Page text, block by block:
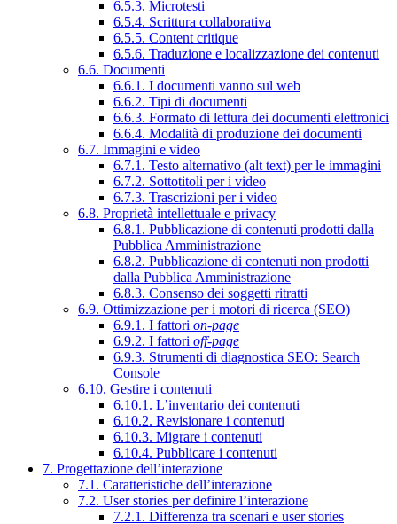
6.5.3. Microtesti
6.5.4. Scrittura collaborativa
6.5.5. Content critique
6.5.6. Traduzione e localizzazione dei contenuti
6.6. Documenti
6.6.1. I documenti vanno sul web
6.6.2. Tipi di documenti
6.6.3. Formato di lettura dei documenti elettronici
6.6.4. Modalità di produzione dei documenti
6.7. Immagini e video
6.7.1. Testo alternativo (alt text) per le immagini
6.7.2. Sottotitoli per i video
6.7.3. Trascrizioni per i video
6.8. Proprietà intellettuale e privacy
6.8.1. Pubblicazione di contenuti prodotti dalla
Pubblica Amministrazione
6.8.2. Pubblicazione di contenuti non prodotti
dalla Pubblica Amministrazione
6.8.3. Consenso dei soggetti ritratti
6.9. Ottimizzazione per i motori di ricerca (SEO)
6.9.1. I fattori on-page
6.9.2. I fattori off-page
6.9.3. Strumenti di diagnostica SEO: Search
Console
6.10. Gestire i contenuti
6.10.1. L’inventario dei contenuti
6.10.2. Revisionare i contenuti
6.10.3. Migrare i contenuti
6.10.4. Pubblicare i contenuti
7. Progettazione dell’interazione
7.1. Caratteristiche dell’interazione
7.2. User stories per definire l’interazione
7.2.1. Differenza tra scenari e user stories